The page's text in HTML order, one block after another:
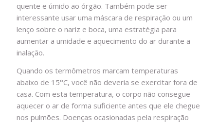
quente e úmido ao órgão. Também pode ser
interessante usar uma máscara de respiração ou um
lenço sobre o nariz e boca, uma estratégia para
aumentar a umidade e aquecimento do ar durante a
inalação.
Quando os termômetros marcam temperaturas
abaixo de 15°C, você não deveria se exercitar fora de
casa. Com esta temperatura, o corpo não consegue
aquecer o ar de forma suficiente antes que ele chegue
nos pulmões. Doenças ocasionadas pela respiração